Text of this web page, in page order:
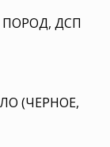
ДСП
(ЧЕРНОЕ,